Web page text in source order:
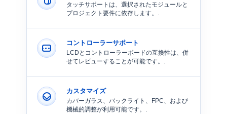
タッチサポートは、選択されたモジュールと
プロジェクト要件に依存します。.
コントローラーサポート
LCDとコントローラーボードの互換性は、併
せてレビューすることが可能です。.
カスタマイズ
カバーガラス、バックライト、FPC、および
機械的調整が利用可能です。.